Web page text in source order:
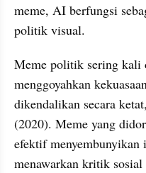
meme, AI berfungsi
politik visual.
Meme politik sering kali
menggoyahkan
dikendalikan secara
(2020). Meme yang
efektif menyembunyikan
menawarkan kritik